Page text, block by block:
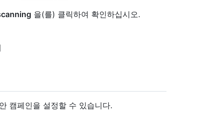
을(를) 클릭하여 확인하십시오.
캠페인을 설정할 수 있습니다.